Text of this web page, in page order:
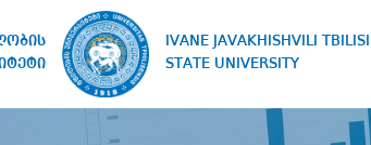
IVANE JAVAKHISHVILI TBILISI
STATE UNIVERSITY